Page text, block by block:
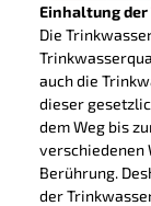
Einhaltung
Die
auch die
dieser
dem Weg bis
verschiedenen
Berührung.
der